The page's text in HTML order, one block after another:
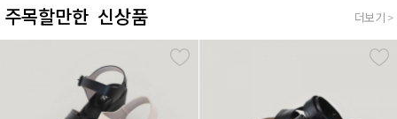
주목할만한 신상품 더보기 >